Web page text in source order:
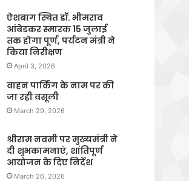
ऐशबाग स्थित डॉ. भीमराव
आंबेडकर स्मारक 15 जुलाई
तक होगा पूर्ण, पर्यटन मंत्री ने
किया निरीक्षण
April 3, 2026
वाहन पार्किंग के नाम पर की
जा रही वसूली
March 29, 2026
श्रीराम नवमी पर मुख्यमंत्री ने
दी शुभकामनाएं, शांतिपूर्ण
आयोजन के दिए निर्देश
March 26, 2026